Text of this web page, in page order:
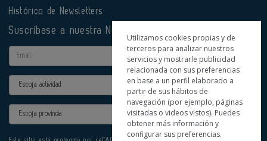
Histórico de Newsletters
Suscríbase a nuestra Newsletter
Email
Actividad
Provincia
Utilizamos cookies propias y de
terceros para analizar nuestros
servicios y mostrarle publicidad
relacionada con sus preferencias
en base a un perfil elaborado a
partir de sus hábitos de
navegación (por ejemplo, páginas
visitadas o videos vistos). Puedes
obtener más información y
configurar sus preferencias.